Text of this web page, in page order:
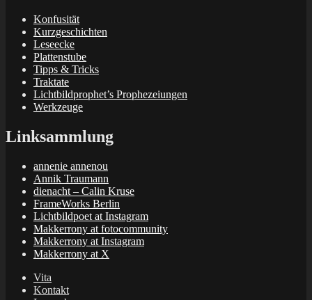
Konfusität
Kurzgeschichten
Leseecke
Plattenstube
Tipps & Tricks
Traktate
Lichtbildprophet’s Prophezeiungen
Werkzeuge
Linksammlung
annenie annenou
Annik Traumann
dienacht – Calin Kruse
FrameWorks Berlin
Lichtbildpoet at Instagram
Makkerrony at fotocommunity
Makkerrony at Instagram
Makkerrony at X
Vita
Kontakt